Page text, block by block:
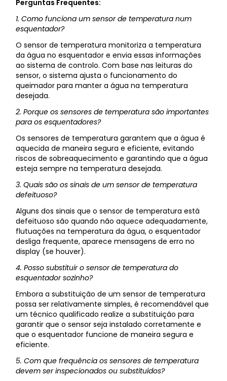
Perguntas Frequentes:
1. Como funciona um sensor de temperatura num
esquentador?
O sensor de temperatura monitoriza a temperatura
da água no esquentador e envia essas informações
ao sistema de controlo. Com base nas leituras do
sensor, o sistema ajusta o funcionamento do
queimador para manter a água na temperatura
desejada.
2. Porque os sensores de temperatura são importantes
para os esquentadores?
Os sensores de temperatura garantem que a água é
aquecida de maneira segura e eficiente, evitando
riscos de sobreaquecimento e garantindo que a água
esteja sempre na temperatura desejada.
3. Quais são os sinais de um sensor de temperatura
defeituoso?
Alguns dos sinais que o sensor de temperatura está
defeituoso são quando não aquece adequadamente,
flutuações na temperatura da água, o esquentador
desliga frequente, aparece mensagens de erro no
display (se houver).
4. Posso substituir o sensor de temperatura do
esquentador sozinho?
Embora a substituição de um sensor de temperatura
possa ser relativamente simples, é recomendável que
um técnico qualificado realize a substituição para
garantir que o sensor seja instalado corretamente e
que o esquentador funcione de maneira segura e
eficiente.
5. Com que frequência os sensores de temperatura
devem ser inspecionados ou substituídos?